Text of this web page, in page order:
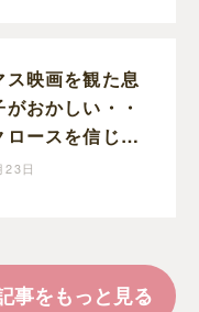
ス映画を観た息
おかしい・・
ロースを信じる
マジ焦りが可
23日
事をもっと見る